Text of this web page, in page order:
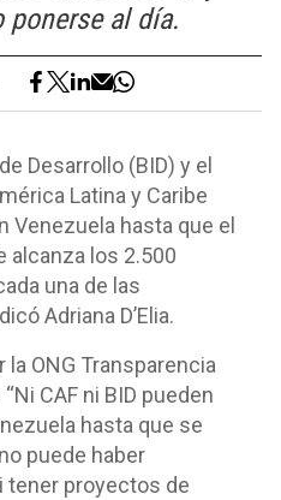
ponerse al día.
Desarrollo (BID) y el
Latina y Caribe
Venezuela hasta que el
alcanza los 2.500
una de las
Adriana D’Elia.
ONG Transparencia
CAF ni BID pueden
hasta que se
puede haber
tener proyectos de